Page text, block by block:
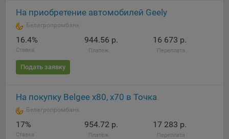
используется для обеспечения корректной работы сайта.
Компании, которой мы поручаем обработку данных для
данной цели:
Сервис хранения информации, предоставляемый
компанией, согласно договора аренды ООО «Рэкун
Рекламные Cookie
Отключение рекламных cookie-файлы не позволит
На приобретение автомобилей Geely
Белагропромбанк
16.4%
Ставка
944.56 р.
Платёж
16 673 р.
Переплата
Подать заявку
На покупку Belgee x80, х70 в Точка
Белагропромбанк
17%
Ставка
954.72 р.
Платёж
17 283 р.
Переплата